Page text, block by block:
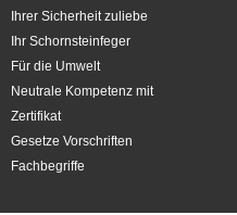
Ihrer Sicherheit zuliebe
Ihr Schornsteinfeger
Für die Umwelt
Neutrale Kompetenz mit
Zertifikat
Gesetze Vorschriften
Fachbegriffe